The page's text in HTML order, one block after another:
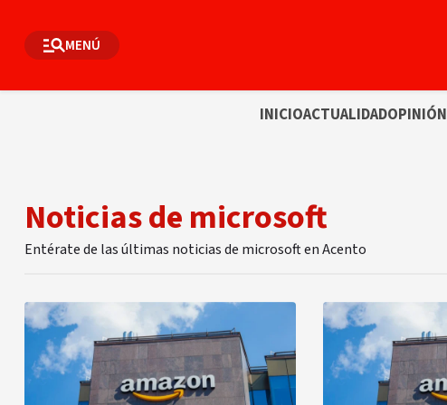
MENÚ
INICIOACTUALIDADOPINIÓN
Noticias de microsoft
Entérate de las últimas noticias de microsoft en Acento